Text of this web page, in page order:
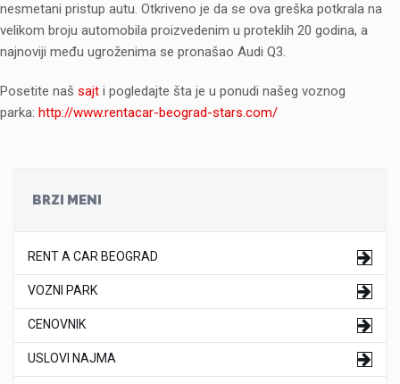
nesmetani pristup autu. Otkriveno je da se ova greška potkrala na
velikom broju automobila proizvedenim u proteklih 20 godina, a
najnoviji među ugroženima se pronašao Audi Q3.
Posetite naš sajt i pogledajte šta je u ponudi našeg voznog
parka: http://www.rentacar-beograd-stars.com/
BRZI MENI
RENT A CAR BEOGRAD
VOZNI PARK
CENOVNIK
USLOVI NAJMA